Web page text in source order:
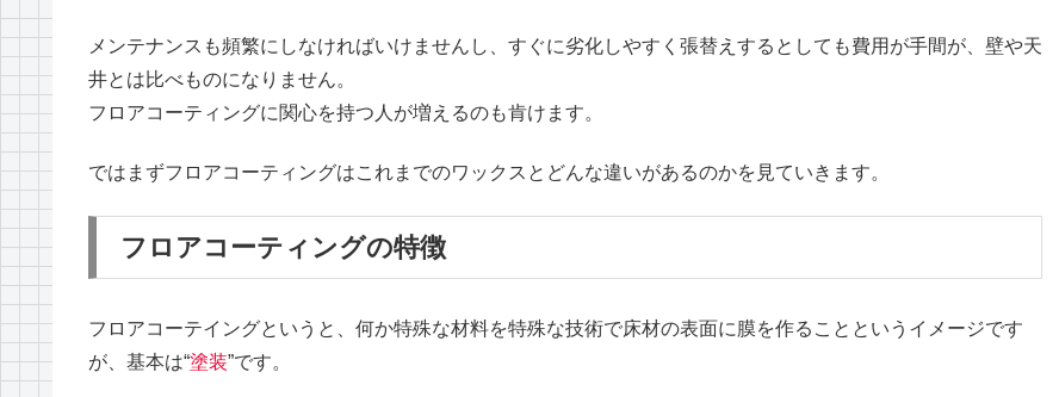
メンテナンスも頻繁にしなければいけませんし、すぐに劣化しやすく張替えするとしても費用が手間が、壁や天
井とは比べものになりません。
フロアコーティングに関心を持つ人が増えるのも肯けます。
ではまずフロアコーティングはこれまでのワックスとどんな違いがあるのかを見ていきます。
フロアコーティングの特徴
フロアコーテイングというと、何か特殊な材料を特殊な技術で床材の表面に膜を作ることというイメージです
が、基本は“塗装”です。